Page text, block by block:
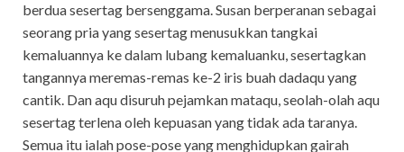
berdua sesertag bersenggama. Susan berperanan sebagai
seorang pria yang sesertag menusukkan tangkai
kemaluannya ke dalam lubang kemaluanku, sesertagkan
tangannya meremas-remas ke-2 iris buah dadaqu yang
cantik. Dan aqu disuruh pejamkan mataqu, seolah-olah aqu
sesertag terlena oleh kepuasan yang tidak ada taranya.
Semua itu ialah pose-pose yang menghidupkan gairah